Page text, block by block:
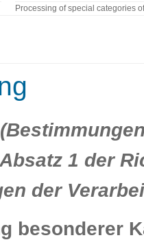
Processing of special categories
1 der
der
besonderer